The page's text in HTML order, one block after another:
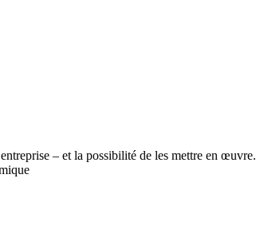
– et la possibilité de les mettre en œuvre.